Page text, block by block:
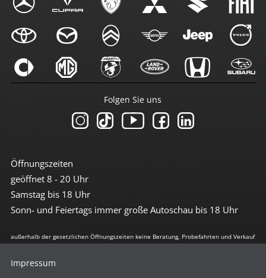
Öffnungszeiten
geöffnet 8 - 20 Uhr
Samstag bis 18 Uhr
Sonn- und Feiertags immer große Autoschau bis 18 Uhr
Folgen Sie uns
außerhalb der gesetzlichen Öffnungszeiten keine Beratung, Probefahrten und Verkauf
Impressum